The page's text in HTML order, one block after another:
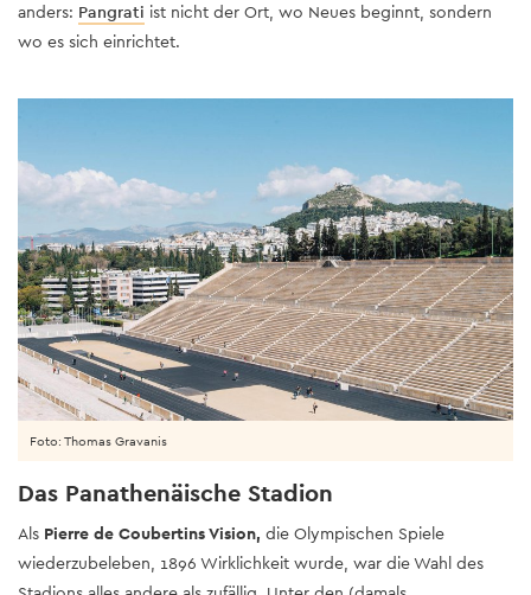
anders: Pangrati ist nicht der Ort, wo Neues beginnt, sondern
wo es sich einrichtet.
Foto: Thomas Gravanis
Das Panathenäische Stadion
Als Pierre de Coubertins Vision, die Olympischen Spiele
wiederzubeleben, 1896 Wirklichkeit wurde, war die Wahl des